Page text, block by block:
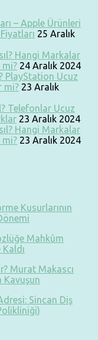
– Apple Ürünleri
25 Aralık
Hangi Markalar
mi? 24 Aralık 2024
PlayStation Ucuz
mi? 23 Aralık
Telefonlar Ucuz
23 Aralık 2024
Hangi Markalar
mi? 23 Aralık 2024
Kusurlarının
Mahkûm
Murat Makascı
Kavuşun
Sincan Diş